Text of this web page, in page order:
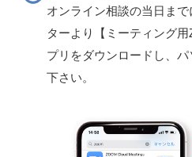
オンライン相談の当日ま
ターより【ミーティング
プリをダウンロードし、
下さい。